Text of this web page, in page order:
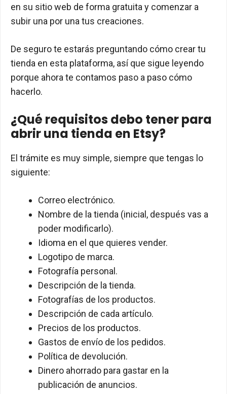
en su sitio web de forma gratuita y comenzar a
subir una por una tus creaciones.
De seguro te estarás preguntando cómo crear tu
tienda en esta plataforma, así que sigue leyendo
porque ahora te contamos paso a paso cómo
hacerlo.
¿Qué requisitos debo tener para
abrir una tienda en Etsy?
El trámite es muy simple, siempre que tengas lo
siguiente:
Correo electrónico.
Nombre de la tienda (inicial, después vas a
poder modificarlo).
Idioma en el que quieres vender.
Logotipo de marca.
Fotografía personal.
Descripción de la tienda.
Fotografías de los productos.
Descripción de cada artículo.
Precios de los productos.
Gastos de envío de los pedidos.
Política de devolución.
Dinero ahorrado para gastar en la
publicación de anuncios.